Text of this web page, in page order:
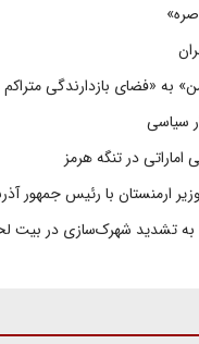
به «فضای بازدارندگی متراکم
سیاسی
در تنگه هرمز
ارمنستان با رئیس جمهور
تشدید شهرک‌سازی در بیت‌